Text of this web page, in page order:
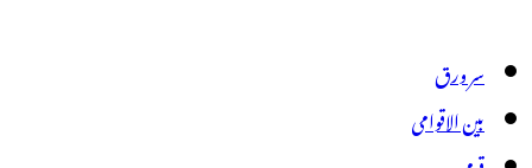
سر ورق
بین الاقوامی